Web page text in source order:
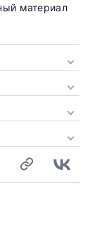
материал